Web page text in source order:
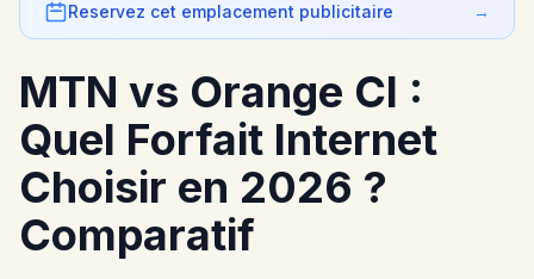
Reservez cet emplacement publicitaire →
MTN vs Orange CI :
Quel Forfait Internet
Choisir en 2026 ?
Comparatif